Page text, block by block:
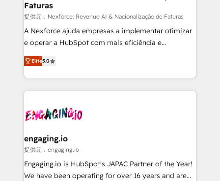
objects, automations, and integrations built for
growth. 🚀 AI-Driven GTM Orchestration Unify
HubSpot with LinkedIn, WhatsApp, email, paid
media, and AI voice to drive pipeline. 🤖 AI Custom
prospecting, follow-ups, service triage, and
knowledge retrieval—built in HubSpot. ⚡ Fast-Track
advanced optimization & adoption 📍 São Paulo, BR
• Des Moines, IA • New York, NY
Faturas
提供元：Nexforce: Revenue AI & Nacionalização de Faturas
A Nexforce ajuda empresas a implementar otimizar
e operar a HubSpot com mais eficiência e
previsibilidade de receita. Combinamos Revenue
Operations (RevOps) e Inteligência Artificial para
estruturar processos integrar sistemas organizar
dados e automatizar operações. O objetivo é
operacional de receita conectando equipes
Também somos distribuidores oficiais da HubSpot
e de mais de 150 softwares globais permitindo
contratar e pagar a HubSpot em reais com nota
fiscal no Brasil e gerar economia de até 50% na
Elite5.0
engaging.io
提供元：engaging.io
Engaging.io is HubSpot's JAPAC Partner of the Year!
We have been operating for over 16 years and are